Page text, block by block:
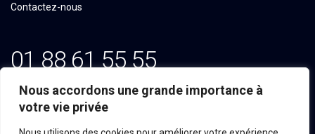
Nous accordons une grande importance à
votre vie privée
Contactez-nous
01 88 61 55 55
Email: contact@tekline.fr
100, Avenue du Général Michel Bizot